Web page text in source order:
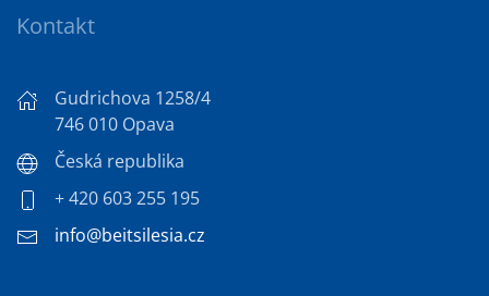
Kontakt
Gudrichova 1258/4
746 010 Opava
Česká republika
+ 420 603 255 195
info@beitsilesia.cz